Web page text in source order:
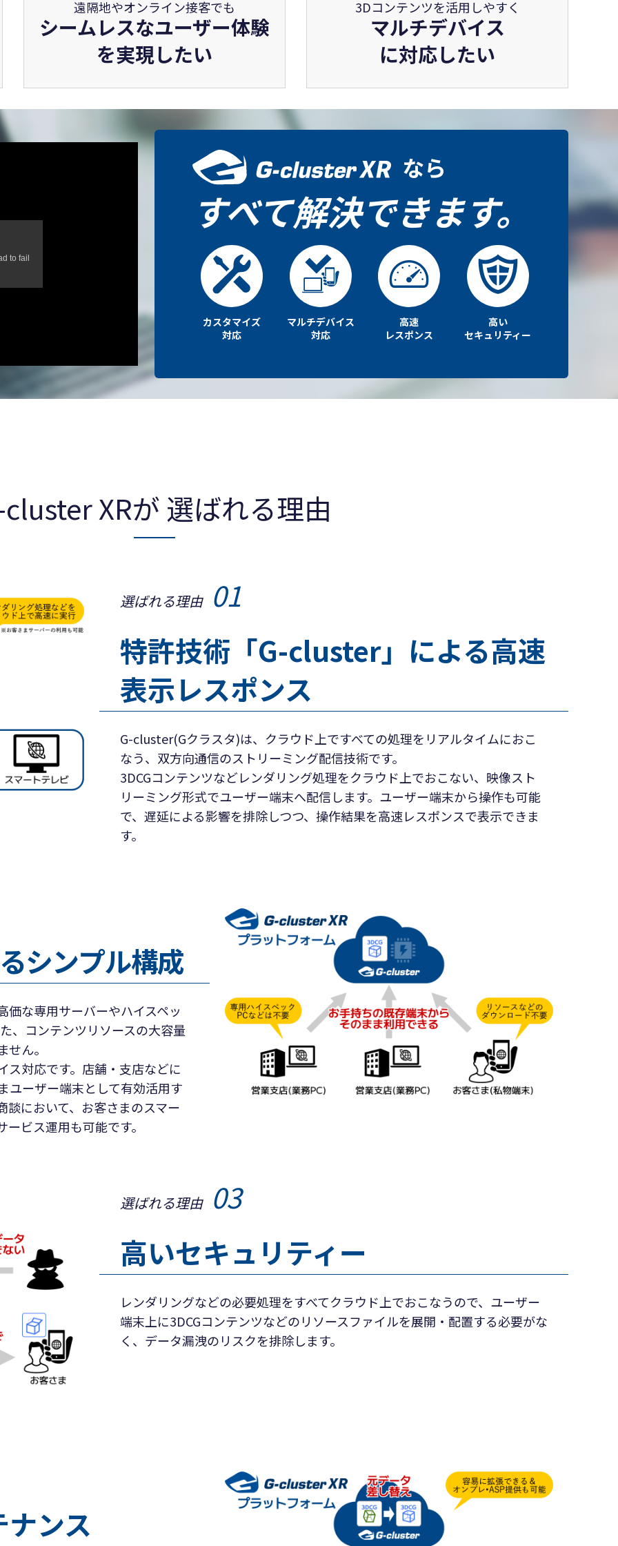
遠隔地やオンライン接客でも
シームレスなユーザー体験
を実現したい
3Dコンテンツを活用しやすく
マルチデバイス
に対応したい
なら
すべて解決できます。
カスタマイズ
対応
マルチデバイス
対応
高速
レスポンス
高い
セキュリティー
XRが 選ばれる理由
選ばれる理由 01
特許技術「G-cluster」による高速
表示レスポンス
G-cluster(Gクラスタ)は、クラウド上ですべての処理をリアルタイムにおこ
なう、双方向通信のストリーミング配信技術です。
3DCGコンテンツなどレンダリング処理をクラウド上でおこない、映像スト
リーミング形式でユーザー端末へ配信します。ユーザー端末から操作も可能
で、遅延による影響を排除しつつ、操作結果を高速レスポンスで表示できま
す。
シンプル構成
価な専用サーバーやハイスペッ
、コンテンツリソースの大容量
ん。
ス対応です。店舗・支店などに
ユーザー端末として有効活用す
談において、お客さまのスマー
ビス運用も可能です。
選ばれる理由 03
高いセキュリティー
レンダリングなどの必要処理をすべてクラウド上でおこなうので、ユーザー
端末上に3DCGコンテンツなどのリソースファイルを展開・配置する必要がな
く、データ漏洩のリスクを排除します。
ンス